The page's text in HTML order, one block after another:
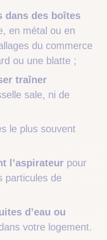
dans des boîtes
en métal ou en
du commerce
ou une blatte ;
traîner
sale, ni de
le plus souvent
l’aspirateur pour
particules de
d’eau ou
votre logement.